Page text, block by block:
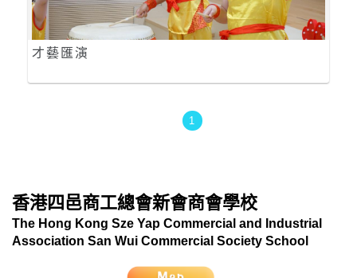
才藝匯演
1
香港四邑商工總會新會商會學校
The Hong Kong Sze Yap Commercial and Industrial
Association San Wui Commercial Society School